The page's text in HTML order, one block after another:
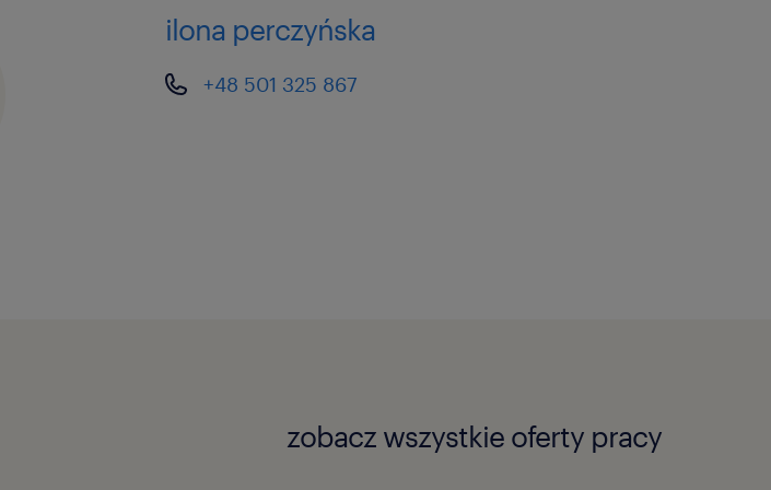
ilona perczyńska
+48 501 325 867
zobacz wszystkie oferty pracy